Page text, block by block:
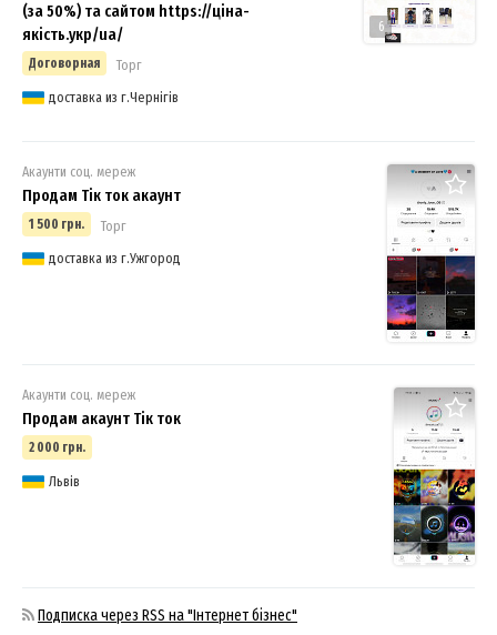
6
(за 50%) та сайтом https://ціна-
якість.укр/ua/
Договорная
Торг
доставка из г.Чернігів
Акаунти соц. мереж
Продам Тік ток акаунт
1 500 грн.
Торг
доставка из г.Ужгород
Акаунти соц. мереж
Продам акаунт Тік ток
2 000 грн.
Львів
Подписка через RSS на "Інтернет бізнес"